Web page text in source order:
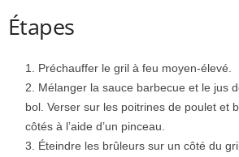
Étapes
Préchauffer le gril à feu moyen-élevé.
Mélanger la sauce barbecue et le jus
bol. Verser sur les poitrines de poulet et
côtés à l’aide d’un pinceau.
Éteindre les brûleurs sur un côté du